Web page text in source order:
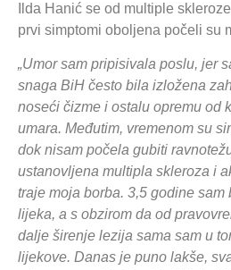
Ilda Hanić se od multiple
prvi simptomi oboljena počeli su
„Umor sam pripisivala poslu, jer
snaga BiH često bila izložena
noseći čizme i ostalu opremu od
umara. Međutim, vremenom su
dok nisam počela gubiti
ustanovljena multipla skleroza i
traje moja borba. 3,5 godine
lijeka, a s obzirom da od
dalje širenje lezija sama sam u
lijekove. Danas je puno lakše,